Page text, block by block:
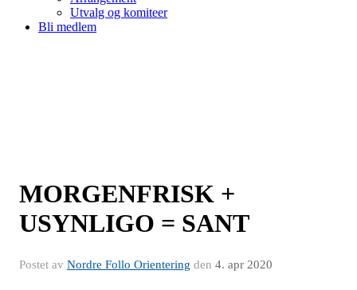
Utvalg og komiteer
Bli medlem
MORGENFRISK +
USYNLIGO = SANT
Postet av Nordre Follo Orientering den 4. apr 2020